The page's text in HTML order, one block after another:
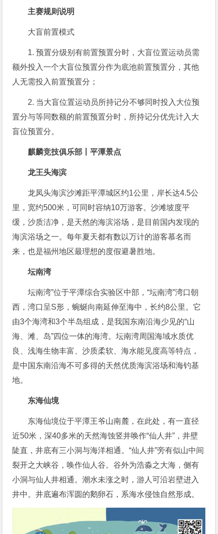
主赛规则说明
大盲前置模式
1. 预置分级别有前置预置分时，大盲位置运动员需
额外投入一个大盲位预置分作为底池前置预置分，其他
人无需投入前置预置分；
2. 当大盲位置运动员所持记分不够同时投入大位预
置分与等同数额的前置预置分时，所持记分优先计入大
盲位预置分。
麒麟竞技俱乐部丨平潭景点
龙王头海滨
龙凤头海滨沙滩距平潭城区约1公里，岸长达4.5公
里，宽约500米，可同时容纳10万游客。沙滩坡度平
缓，沙质洁净，是天然的海滨浴场，是目前国内发现的
海滨浴场之一。每年夏天都有数以万计的游客慕名而
来，也是福州地区最理想的度假避暑胜地。
坛南湾
坛南湾”位于平潭综合实验区中部，“坛南湾”湾口朝
西，湾口呈S形，蜿蜒向南延伸至海中，长约8公里。它
由3个海湾和3个半岛组成，是我国东南沿海少见的“山
海、滩、岛”四位一体的海湾。坛南湾周国海域水质优
良、浅海生物丰富、沙质柔软、海水能见度高等特点，
是中国东南沿海不可多得的天然优质海滨浴场和海钓基
地。
东海仙境
东海仙境位于平潭王爷山南麓，在此处，有一直径
近50米，深40多米的天然海蚀竖井唤作“仙人井”，井壁
陡直，井底有三小洞与海洋相通。“仙人井”旁有似山中间
裂开之大峡谷，唤作仙人谷。谷外为浩淼之大海，侧有
小洞与仙人井相通。潮水未涨之时，游人可沿岩壁进入
井中。井底遍布浑圆的鹅卵石，系海水侵蚀自然形成。